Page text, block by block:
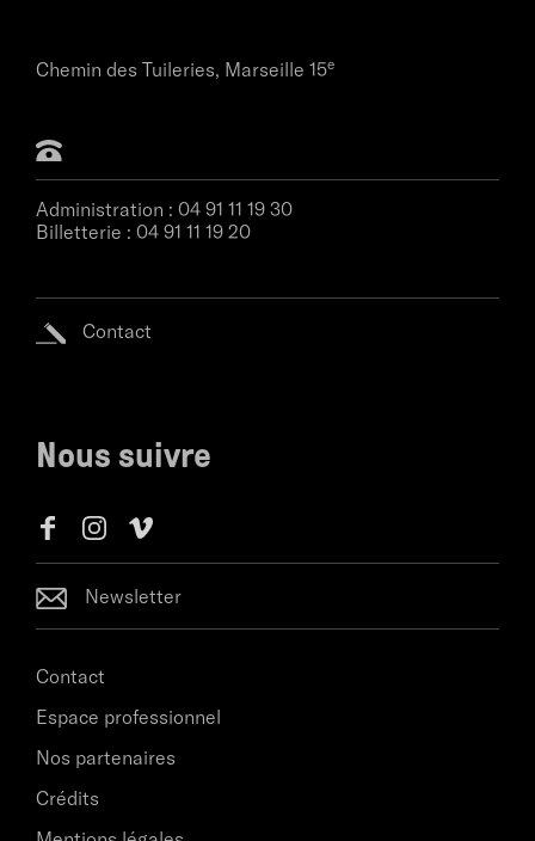
Chemin des Tuileries, Marseille 15e
Administration : 04 91 11 19 30
Billetterie : 04 91 11 19 20
Contact
Nous suivre
Newsletter
Contact
Espace professionnel
Nos partenaires
Crédits